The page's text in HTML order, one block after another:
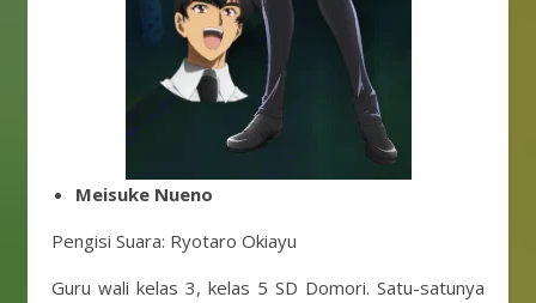
Meisuke Nueno
Pengisi Suara: Ryotaro Okiayu
Guru wali kelas 3, kelas 5 SD Domori. Satu-satunya